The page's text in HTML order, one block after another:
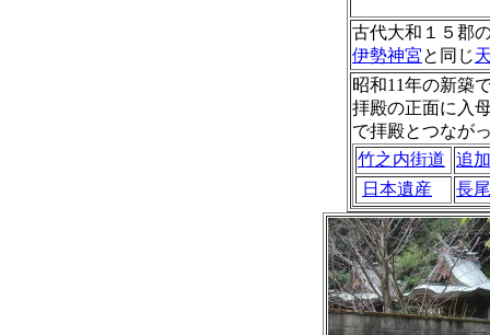
古代大和１５郡
伊勢神宮と同じ
昭和11年の新築
拝殿の正面に入
で拝殿とつなが
竹之内街道
追加
日本遺産
長